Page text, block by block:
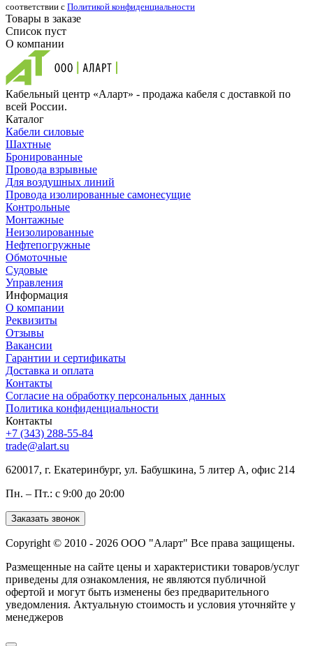
соответствии с Политикой конфиденциальности
Товары в заказе
Список пуст
О компании
Кабельный центр «Аларт» - продажа кабеля с доставкой по
всей России.
Каталог
Кабели силовые
Шахтные
Бронированные
Провода взрывные
Для воздушных линий
Провода изолированные самонесущие
Контрольные
Монтажные
Неизолированные
Нефтепогружные
Обмоточные
Судовые
Управления
Информация
О компании
Реквизиты
Отзывы
Вакансии
Гарантии и сертификаты
Доставка и оплата
Контакты
Согласие на обработку персональных данных
Политика конфиденциальности
Контакты
+7 (343) 288-55-84
trade@alart.su
620017, г. Екатеринбург, ул. Бабушкина, 5 литер А, офис 214
Пн. – Пт.: с 9:00 до 20:00
Заказать звонок
Copyright © 2010 - 2026 ООО "Аларт" Все права защищены.
Размещенные на сайте цены и характеристики товаров/услуг
приведены для ознакомления, не являются публичной
офертой и могут быть изменены без предварительного
уведомления. Актуальную стоимость и условия уточняйте у
менеджеров